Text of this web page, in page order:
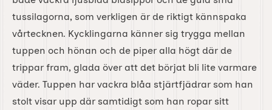
tussilagorna, som verkligen är de riktigt kännspaka
vårtecknen. Kycklingarna känner sig trygga mellan
tuppen och hönan och de piper alla högt där de
trippar fram, glada över att det börjat bli lite varmare
väder. Tuppen har vackra blåa stjärtfjädrar som han
stolt visar upp där samtidigt som han ropar sitt